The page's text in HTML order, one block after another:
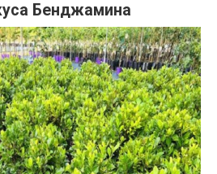
Бенджамина